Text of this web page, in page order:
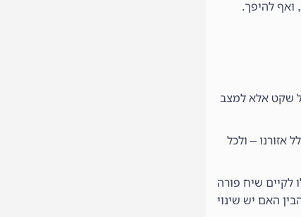
ואף להיפך.
שקט אלא למצב
– ולכל
לקיים שיח פורה
האם יש שינוי